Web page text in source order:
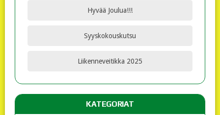
Hyvää Joulua!!!
Syyskokouskutsu
Liikenneveitikka 2025
KATEGORIAT